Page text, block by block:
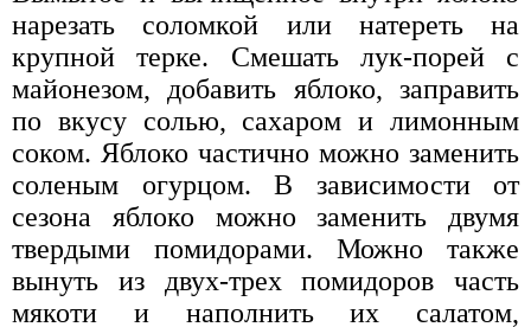
нарезать соломкой или натереть на
крупной терке. Смешать лук-порей с
майонезом, добавить яблоко, заправить
по вкусу солью, сахаром и лимонным
соком. Яблоко частично можно заменить
соленым огурцом. В зависимости от
сезона яблоко можно заменить двумя
твердыми помидорами. Можно также
вынуть из двух-трех помидоров часть
мякоти и наполнить их салатом,